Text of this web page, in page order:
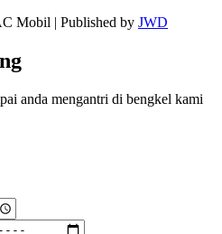
Mobil | Published by JWD
anda mengantri di bengkel kami